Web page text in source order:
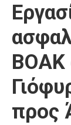
ΒΟΑΚ
προς